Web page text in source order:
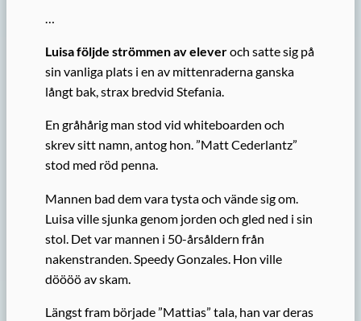
…
Luisa följde strömmen av eleveroch satte sig på
sin vanliga plats i en av mittenraderna ganska
långt bak, strax bredvid Stefania.
En gråhårig man stod vid whiteboarden och
skrev sitt namn, antog hon. ”Matt Cederlantz”
stod med röd penna.
Mannen bad dem vara tysta och vände sig om.
Luisa ville sjunka genom jorden och gled ned i sin
stol. Det var mannen i 50-årsåldern från
nakenstranden. Speedy Gonzales. Hon ville
döööö av skam.
Längst fram började ”Mattias” tala, han var deras